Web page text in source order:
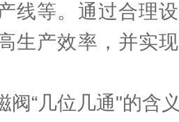
线等。通过合理
生产效率，并实
阀“几位几通"的含